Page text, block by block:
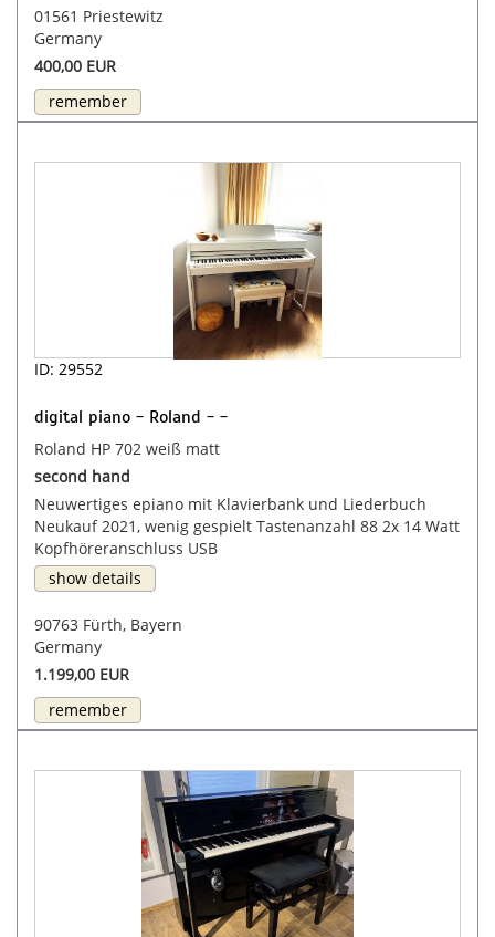
01561 Priestewitz
Germany
400,00 EUR
remember
ID: 29552
digital piano - Roland - -
Roland HP 702 weiß matt
second hand
Neuwertiges epiano mit Klavierbank und Liederbuch
Neukauf 2021, wenig gespielt Tastenanzahl 88 2x 14 Watt
Kopfhöreranschluss USB
show details
90763 Fürth, Bayern
Germany
1.199,00 EUR
remember